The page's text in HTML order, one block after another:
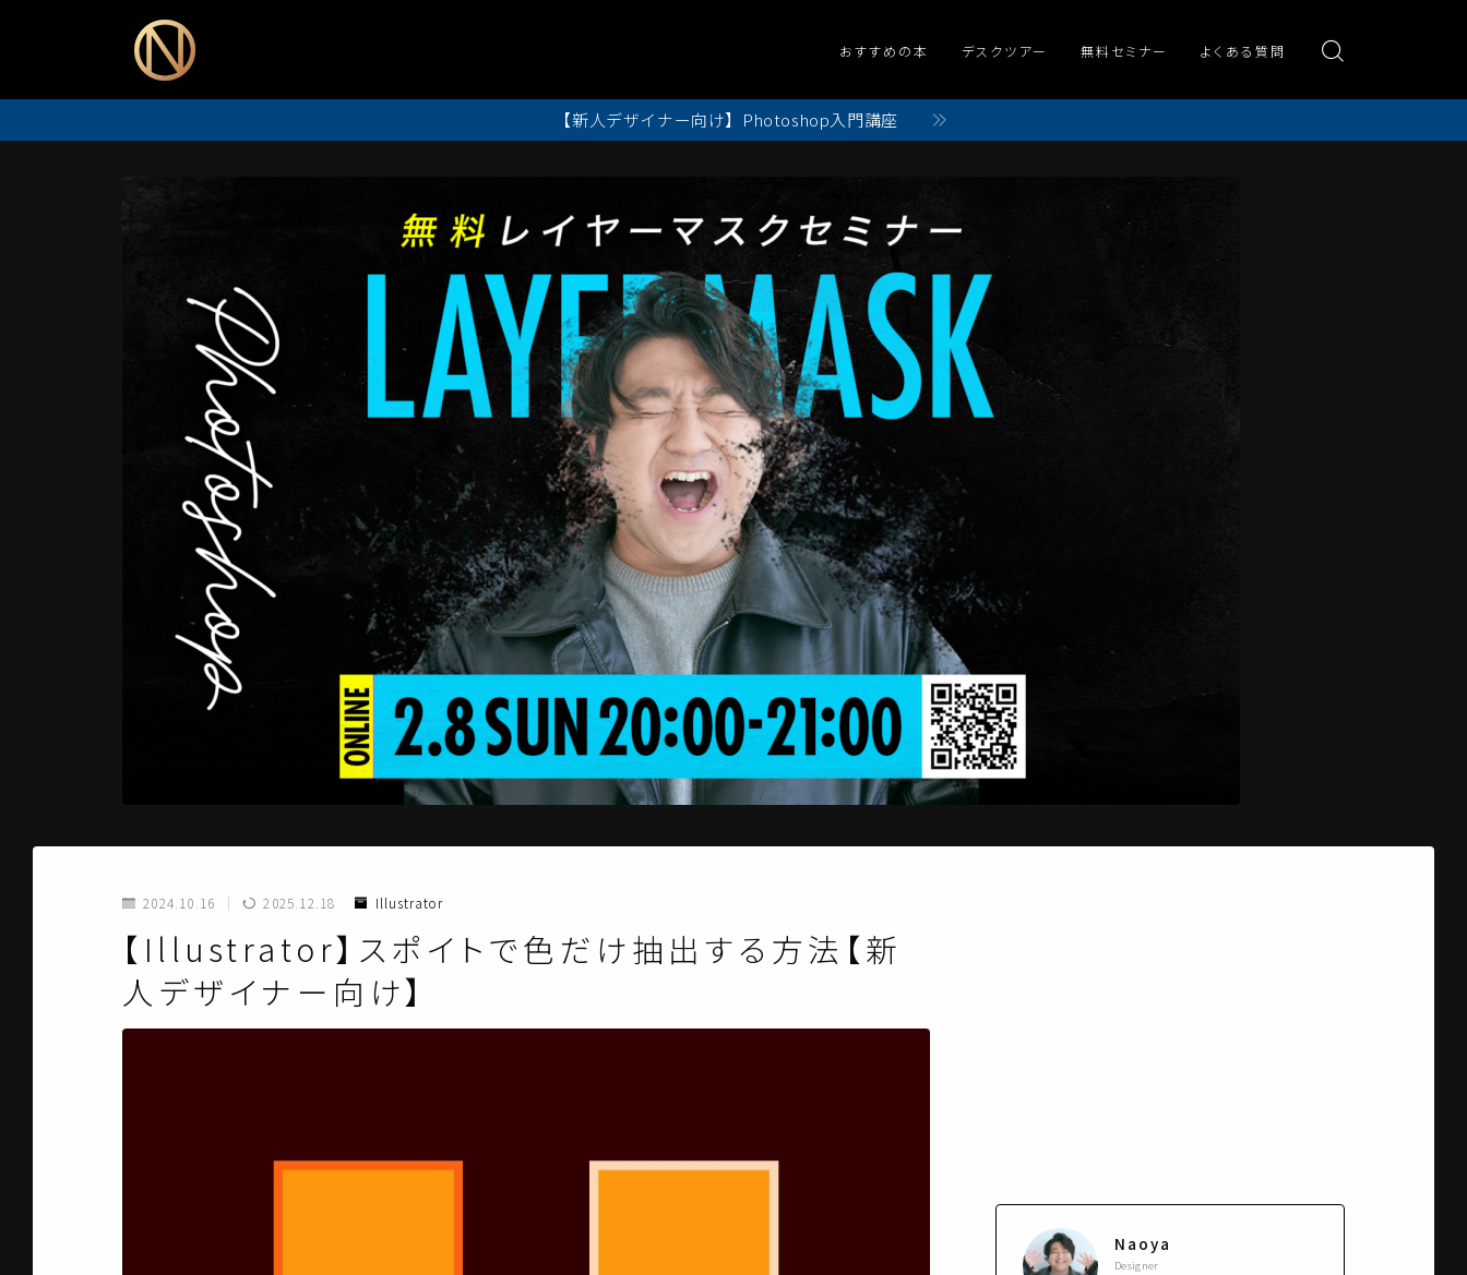
おすすめの本 デスクツアー 無料セミナー よくある質問
【新人デザイナー向け】Photoshop入門講座
2024.10.16 2025.12.18 Illustrator
【Illustrator】スポイトで色だけ抽出する方法【新
人デザイナー向け】
Naoya
Designer